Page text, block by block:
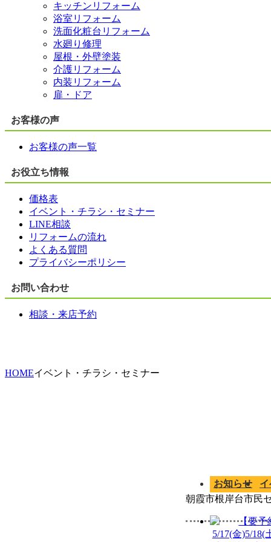
キッチンリフォーム
浴室リフォーム
洗面化粧台リフォーム
水廻り修理
屋根・外壁塗装
介護リフォーム
内装リフォーム
扉・ドア
お客様の声
お客様の声一覧
お役立ち情報
価格表
イベント・チラシ・セミナー
LINE相談
リフォームの流れ
よくある質問
プライバシーポリシー
お問い合わせ
相談・来店予約
HOMEイベント・チラシ・セミナー
お知らせ
朝霞市根岸台市民